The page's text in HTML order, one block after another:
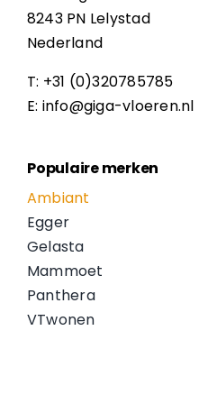
8243 PN Lelystad
Nederland
T: +31 (0)320785785
E: info@giga-vloeren.nl
Populaire merken
Ambiant
Egger
Gelasta
Mammoet
Panthera
VTwonen